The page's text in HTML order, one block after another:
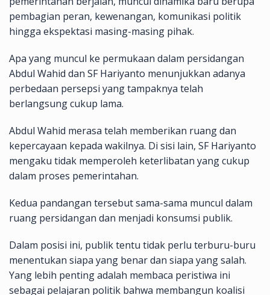
pembagian peran, kewenangan, komunikasi politik
hingga ekspektasi masing-masing pihak.
Apa yang muncul ke permukaan dalam persidangan
Abdul Wahid dan SF Hariyanto menunjukkan adanya
perbedaan persepsi yang tampaknya telah
berlangsung cukup lama.
Abdul Wahid merasa telah memberikan ruang dan
kepercayaan kepada wakilnya. Di sisi lain, SF Hariyanto
mengaku tidak memperoleh keterlibatan yang cukup
dalam proses pemerintahan.
Kedua pandangan tersebut sama-sama muncul dalam
ruang persidangan dan menjadi konsumsi publik.
Dalam posisi ini, publik tentu tidak perlu terburu-buru
menentukan siapa yang benar dan siapa yang salah.
Yang lebih penting adalah membaca peristiwa ini
sebagai pelajaran politik bahwa membangun koalisi